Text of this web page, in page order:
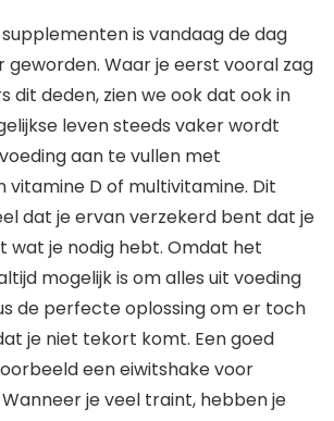
is vandaag de dag
Waar je eerst vooral zag
dit deden, zien we ook dat ook in
leven steeds vaker wordt
aan te vullen met
vitamine D of multivitamine. Dit
dat je ervan verzekerd bent dat je
wat je nodig hebt. Omdat het
mogelijk is om alles uit voeding
de perfecte oplossing om er toch
je niet tekort komt. Een goed
een eiwitshake voor
je veel traint, hebben je